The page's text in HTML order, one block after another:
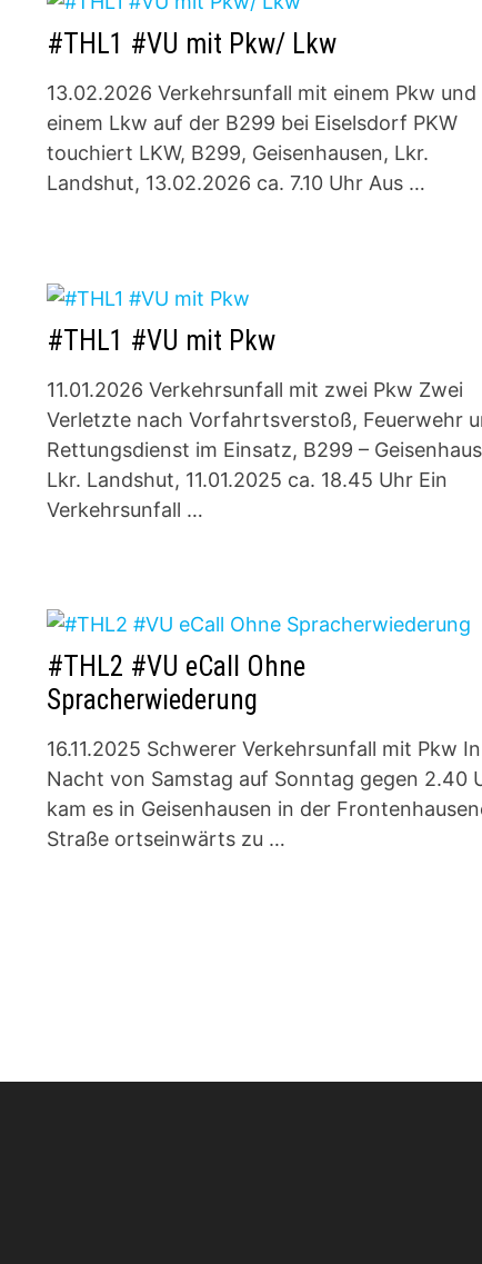
#THL1 #VU mit Pkw/ Lkw
13.02.2026 Verkehrsunfall mit einem Pkw und
einem Lkw auf der B299 bei Eiselsdorf PKW
touchiert LKW, B299, Geisenhausen, Lkr.
Landshut, 13.02.2026 ca. 7.10 Uhr Aus …
#THL1 #VU mit Pkw
11.01.2026 Verkehrsunfall mit zwei Pkw Zwei
Verletzte nach Vorfahrtsverstoß, Feuerwehr
Rettungsdienst im Einsatz, B299 –
Lkr. Landshut, 11.01.2025 ca. 18.45 Uhr Ein
Verkehrsunfall …
#THL2 #VU eCall Ohne
Spracherwiederung
16.11.2025 Schwerer Verkehrsunfall mit Pkw
Nacht von Samstag auf Sonntag gegen 2.40
kam es in Geisenhausen in der
Straße ortseinwärts zu …